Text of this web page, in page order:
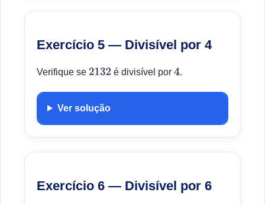
Exercício 5 — Divisível por 4
Verifique se 2132 é divisível por4.
Ver solução
Exercício 6 — Divisível por 6